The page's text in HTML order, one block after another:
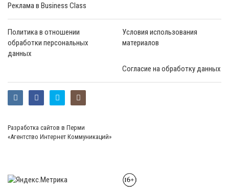
Реклама в Business Class
Политика в отношении
обработки персональных
данных
Условия использования
материалов
Согласие на обработку данных
Разработка сайтов в Перми
«Агентство Интернет Коммуникаций»